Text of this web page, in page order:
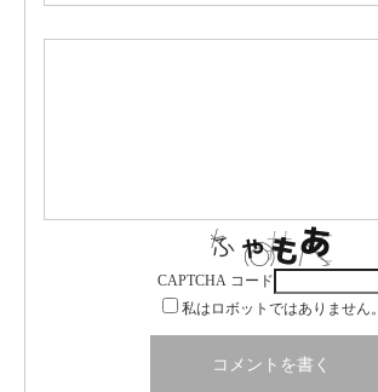
CAPTCHA コード
私はロボットではありません。